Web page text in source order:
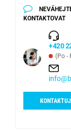
KONTAKTOVAT
+420
(Po -